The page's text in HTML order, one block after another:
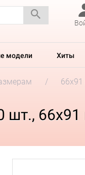
модели Хиты
шт.,